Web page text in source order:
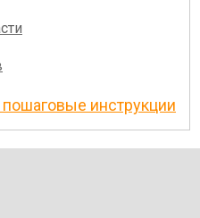
пошаговые инструкции